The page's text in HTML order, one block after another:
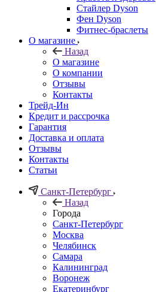
Стайлер Dyson
Фен Dyson
Фитнес-браслеты
О магазине
Назад
О магазине
О компании
Отзывы
Контакты
Трейд-Ин
Кредит и рассрочка
Гарантия
Доставка и оплата
Отзывы
Контакты
Статьи
Санкт-Петербург
Назад
Города
Санкт-Петербург
Москва
Челябинск
Самара
Калининград
Воронеж
Екатеринбург